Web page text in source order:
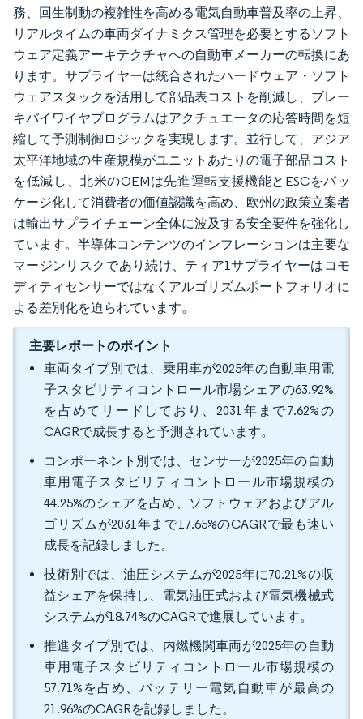
務、回生制動の複雑性を高める電気自動車普及率の上昇、
リアルタイムの車両ダイナミクス管理を必要とするソフト
ウェア定義アーキテクチャへの自動車メーカーの転換にあ
ります。サプライヤーは統合されたハードウェア・ソフト
ウェアスタックを活用して部品表コストを削減し、ブレー
キバイワイヤプログラムはアクチュエータの応答時間を短
縮して予測制御ロジックを実現します。並行して、アジア
太平洋地域の生産規模がユニットあたりの電子部品コスト
を低減し、北米のOEMは先進運転支援機能とESCをパッ
ケージ化して消費者の価値認識を高め、欧州の政策立案者
は輸出サプライチェーン全体に波及する安全要件を強化し
ています。半導体コンテンツのインフレーションは主要な
マージンリスクであり続け、ティア1サプライヤーはコモ
ディティセンサーではなくアルゴリズムポートフォリオに
よる差別化を迫られています。
主要レポートのポイント
車両タイプ別では、乗用車が2025年の自動車用電
子スタビリティコントロール市場シェアの63.92%
を占めてリードしており、2031年まで7.62%の
CAGRで成長すると予測されています。
コンポーネント別では、センサーが2025年の自動
車用電子スタビリティコントロール市場規模の
44.25%のシェアを占め、ソフトウェアおよびアル
ゴリズムが2031年まで17.65%のCAGRで最も速い
成長を記録しました。
技術別では、油圧システムが2025年に70.21%の収
益シェアを保持し、電気油圧式および電気機械式
システムが18.74%のCAGRで進展しています。
推進タイプ別では、内燃機関車両が2025年の自動
車用電子スタビリティコントロール市場規模の
57.71%を占め、バッテリー電気自動車が最高の
21.96%のCAGRを記録しました。